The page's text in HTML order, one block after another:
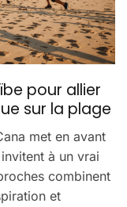
pour allier
sur la plage
met en avant
à un vrai
combinent
et